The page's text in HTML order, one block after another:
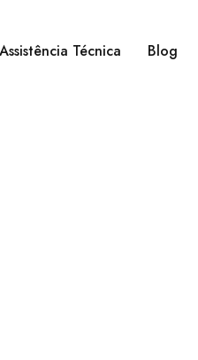
Assistência Técnica Blog